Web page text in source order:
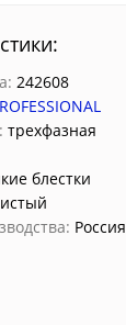
242608
трехфазная
блестки
Россия